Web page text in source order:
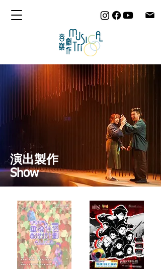
演出製作
Show